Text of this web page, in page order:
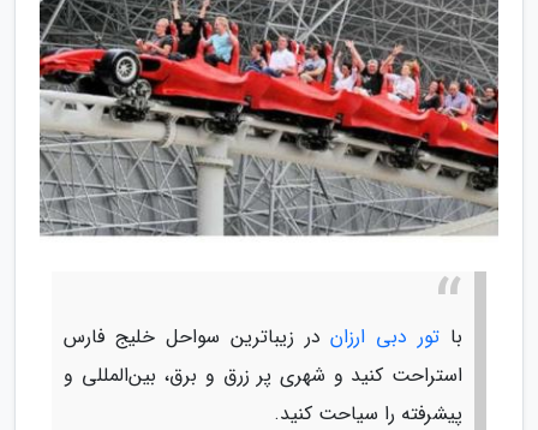
با تور دبی ارزاندر زیباترین سواحل خلیج فارس
استراحت کنید و شهری پر زرق و برق، بین‌المللی و
پیشرفته را سیاحت کنید.